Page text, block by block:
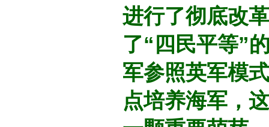
进行了彻底改
了“四民平等”
军参照英军模
点培养海军，